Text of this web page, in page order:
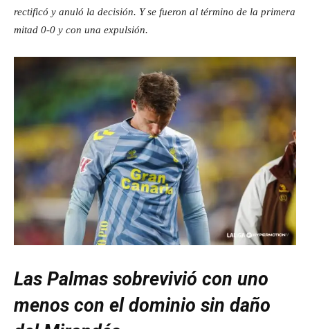
rectificó y anuló la decisión. Y se fueron al término de la primera
mitad 0-0 y con una expulsión.
Las Palmas sobrevivió con uno
menos con el dominio sin daño